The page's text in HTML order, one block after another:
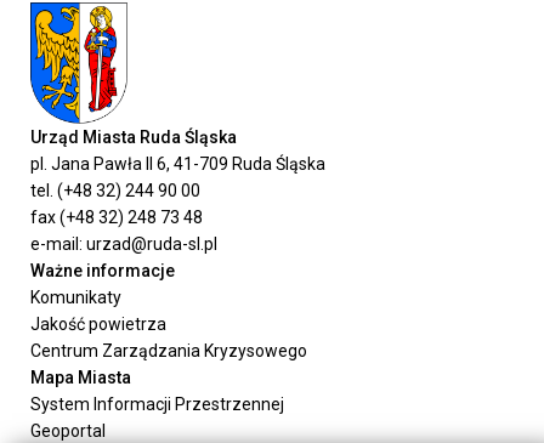
Urząd Miasta Ruda Śląska
pl. Jana Pawła II 6, 41-709 Ruda Śląska
tel. (+48 32) 244 90 00
fax (+48 32) 248 73 48
e-mail: urzad@ruda-sl.pl
Ważne informacje
Komunikaty
Jakość powietrza
Centrum Zarządzania Kryzysowego
Mapa Miasta
System Informacji Przestrzennej
Geoportal